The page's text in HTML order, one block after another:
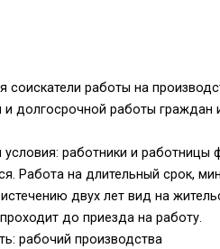
соискатели работы на
долгосрочной работы граждан
условия: работники и работницы
Работа на длительный срок,
двух лет вид на
до приезда на работу.
рабочий производства